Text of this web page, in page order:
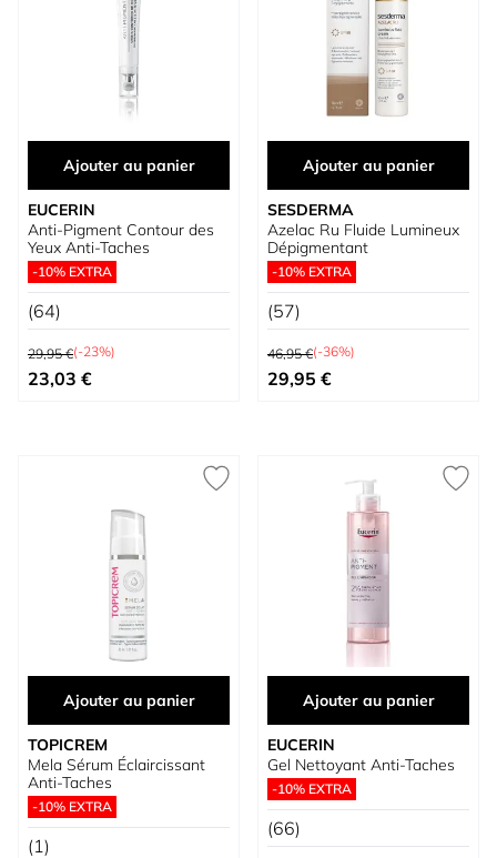
Ajouter au panier
EUCERIN
Anti-Pigment Contour des
Yeux Anti-Taches
-10% EXTRA
(64)
Prix normal
29,95 €(-23%)
Prix spécial
23,03 €
Ajouter au panier
SESDERMA
Azelac Ru Fluide Lumineux
Dépigmentant
-10% EXTRA
(57)
Prix normal
46,95 €(-36%)
Prix spécial
29,95 €
Ajouter au panier
TOPICREM
Mela Sérum Éclaircissant
Anti-Taches
-10% EXTRA
(1)
Ajouter au panier
EUCERIN
Gel Nettoyant Anti-Taches
-10% EXTRA
(66)